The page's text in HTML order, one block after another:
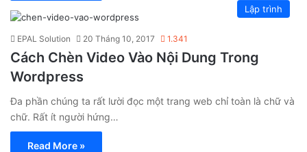
Lập trình
EPAL Solution 20 Tháng 10, 2017 1.341
Cách Chèn Video Vào Nội Dung Trong
Wordpress
Đa phần chúng ta rất lười đọc một trang web chỉ toàn là chữ và
chữ. Rất ít người hứng…
Read More »